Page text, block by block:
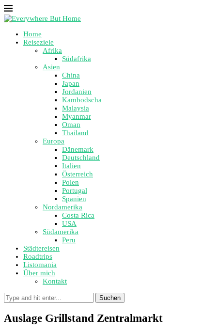
Home
Reiseziele
Afrika
Südafrika
Asien
China
Japan
Jordanien
Kambodscha
Malaysia
Myanmar
Oman
Thailand
Europa
Dänemark
Deutschland
Italien
Österreich
Polen
Portugal
Spanien
Nordamerika
Costa Rica
USA
Südamerika
Peru
Städtereisen
Roadtrips
Listomania
Über mich
Kontakt
Suchen
Auslage Grillstand Zentralmarkt